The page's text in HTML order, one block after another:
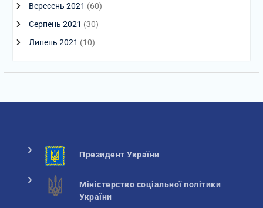
Вересень 2021 (60)
Серпень 2021 (30)
Липень 2021 (10)
Президент України
Міністерство соціальної політики
України